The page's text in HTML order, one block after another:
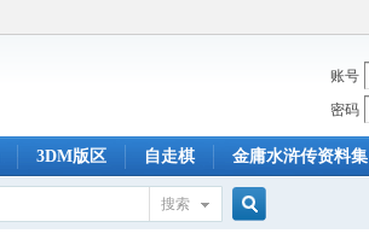
账号
密码
3DM版区 自走棋 金庸水浒传资料集
搜索